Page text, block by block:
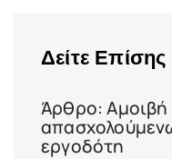
Δείτε Επίσης
Άρθρο: Αμοιβή
εργοδότη